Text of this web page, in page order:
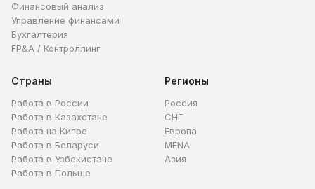
Финансовый анализ
Управление финансами
Бухгалтерия
FP&A / Контроллинг
Страны
Работа в России
Работа в Казахстане
Работа на Кипре
Работа в Беларуси
Работа в Узбекистане
Работа в Польше
Регионы
Россия
СНГ
Европа
MENA
Азия